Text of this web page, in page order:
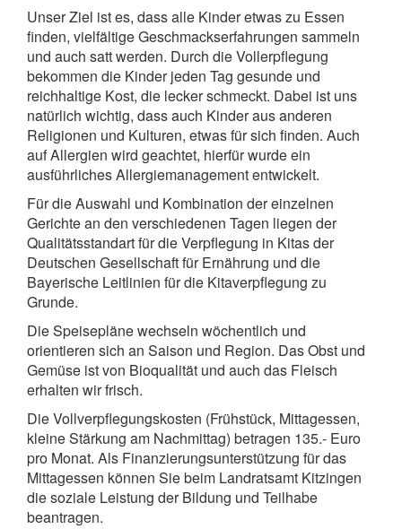
Unser Ziel ist es, dass alle Kinder etwas zu Essen
finden, vielfältige Geschmackserfahrungen sammeln
und auch satt werden. Durch die Vollerpflegung
bekommen die Kinder jeden Tag gesunde und
reichhaltige Kost, die lecker schmeckt. Dabei ist uns
natürlich wichtig, dass auch Kinder aus anderen
Religionen und Kulturen, etwas für sich finden. Auch
auf Allergien wird geachtet, hierfür wurde ein
ausführliches Allergiemanagement entwickelt.
Für die Auswahl und Kombination der einzelnen
Gerichte an den verschiedenen Tagen liegen der
Qualitätsstandart für die Verpflegung in Kitas der
Deutschen Gesellschaft für Ernährung und die
Bayerische Leitlinien für die Kitaverpflegung zu
Grunde.
Die Speisepläne wechseln wöchentlich und
orientieren sich an Saison und Region. Das Obst und
Gemüse ist von Bioqualität und auch das Fleisch
erhalten wir frisch.
Die Vollverpflegungskosten (Frühstück, Mittagessen,
kleine Stärkung am Nachmittag) betragen 135.- Euro
pro Monat. Als Finanzierungsunterstützung für das
Mittagessen können Sie beim Landratsamt Kitzingen
die soziale Leistung der Bildung und Teilhabe
beantragen.